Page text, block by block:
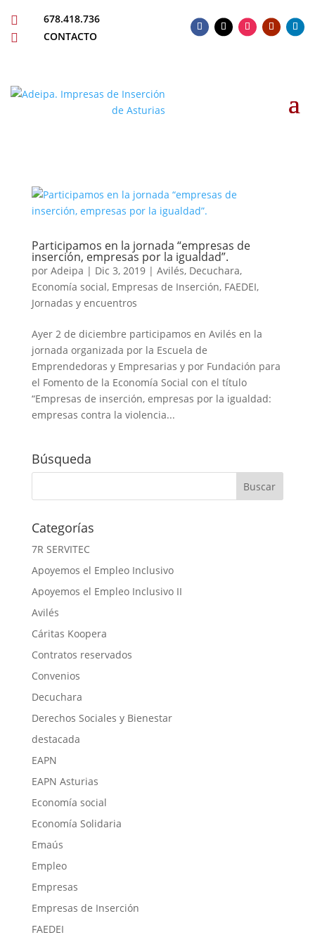
 678.418.736
 CONTACTO
Participamos en la jornada “empresas de
inserción, empresas por la igualdad”.
por Adeipa | Dic 3, 2019| Avilés, Decuchara,
Economía social, Empresas de Inserción, FAEDEI,
Jornadas y encuentros
Ayer 2 de diciembre participamos en Avilés en la
jornada organizada por la Escuela de
Emprendedoras y Empresarias y por Fundación para
el Fomento de la Economía Social con el título
“Empresas de inserción, empresas por la igualdad:
empresas contra la violencia...
Búsqueda
Categorías
7R SERVITEC
Apoyemos el Empleo Inclusivo
Apoyemos el Empleo Inclusivo II
Avilés
Cáritas Koopera
Contratos reservados
Convenios
Decuchara
Derechos Sociales y Bienestar
destacada
EAPN
EAPN Asturias
Economía social
Economía Solidaria
Emaús
Empleo
Empresas
Empresas de Inserción
FAEDEI